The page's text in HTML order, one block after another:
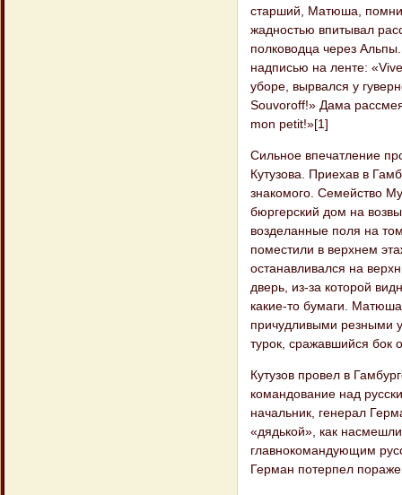
старший, Матюша,
жадностью впитывал
полководца через
надписью на ленте:
уборе, вырвался у
Souvoroff!» Дама
mon petit!»[1]
Сильное впечатление
Кутузова. Приехав в
знакомого. Семейство
бюргерский дом на
возделанные поля на
поместили в верхнем
останавливался на
дверь, из-за которой
какие-то бумаги.
причудливыми резными
турок, сражавшийся бок
Кутузов провел в
командование над
начальник, генерал
«дядькой», как
главнокомандующим
Герман потерпел